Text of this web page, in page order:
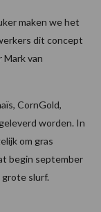
maken we het
dit concept
Mark van
CornGold,
worden. In
om gras
begin september
slurf.